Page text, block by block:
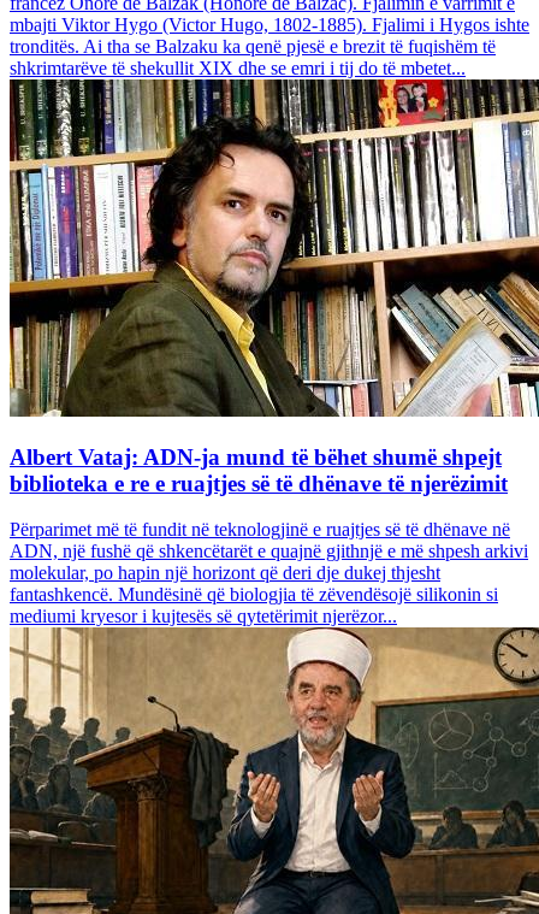
mbajti Viktor Hygo (Victor Hugo, 1802-1885). Fjalimi i Hygos ishte
tronditës. Ai tha se Balzaku ka qenë pjesë e brezit të fuqishëm të
shkrimtarëve të shekullit XIX dhe se emri i tij do të mbetet...
Albert Vataj: ADN-ja mund të bëhet shumë shpejt
biblioteka e re e ruajtjes së të dhënave të njerëzimit
Përparimet më të fundit në teknologjinë e ruajtjes së të dhënave në
ADN, një fushë që shkencëtarët e quajnë gjithnjë e më shpesh arkivi
molekular, po hapin një horizont që deri dje dukej thjesht
fantashkencë. Mundësinë që biologjia të zëvendësojë silikonin si
mediumi kryesor i kujtesës së qytetërimit njerëzor...